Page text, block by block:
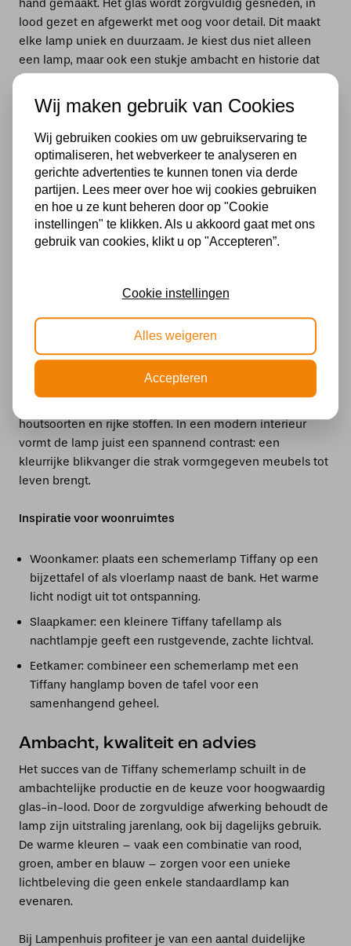
hand gemaakt. Het glas wordt zorgvuldig gesneden, in
lood gezet en afgewerkt met oog voor detail. Dit maakt
elke lamp uniek en duurzaam. Je kiest dus niet alleen
een lamp, maar ook een stukje ambacht en historie dat
jarenlang meegaat.
Voorbeelden van gebruik
Een Tiffany staande schemerlamp naast een leesstoel
maakt van een hoek een knusse plek.
Op een dressoir in de woonkamer zorgt een kleinere
tafelschemerlamp voor sfeervolle accenten.
In horeca zoals een hotelbar of restaurant draagt een
Hoe een Tiffany schemerlamp in
verschillende interieurs past
Het unieke van een Tiffany schemerlamp is dat hij in
vrijwel elk interieur een passende rol kan spelen. In een
klassiek ingerichte kamer sluiten de warme kleuren en
houtsoorten en rijke stoffen. In een modern interieur
vormt de lamp juist een spannend contrast: een
kleurrijke blikvanger die strak vormgegeven meubels tot
leven brengt.
Inspiratie voor woonruimtes
Woonkamer: plaats een schemerlamp Tiffany op een
bijzettafel of als vloerlamp naast de bank. Het warme
licht nodigt uit tot ontspanning.
Slaapkamer: een kleinere Tiffany tafellamp als
nachtlampje geeft een rustgevende, zachte lichtval.
Eetkamer: combineer een schemerlamp met een
Tiffany hanglamp boven de tafel voor een
samenhangend geheel.
Ambacht, kwaliteit en advies
Het succes van de Tiffany schemerlamp schuilt in de
ambachtelijke productie en de keuze voor hoogwaardig
glas-in-lood. Door de zorgvuldige afwerking behoudt de
lamp zijn uitstraling jarenlang, ook bij dagelijks gebruik.
De warme kleuren – vaak een combinatie van rood,
groen, amber en blauw – zorgen voor een unieke
lichtbeleving die geen enkele standaardlamp kan
evenaren.
Bij Lampenhuis profiteer je van een aantal duidelijke
Wij maken gebruik van Cookies
Wij gebruiken cookies om uw gebruikservaring te
optimaliseren, het webverkeer te analyseren en
gerichte advertenties te kunnen tonen via derde
partijen. Lees meer over hoe wij cookies gebruiken
en hoe u ze kunt beheren door op "Cookie
instellingen" te klikken. Als u akkoord gaat met ons
gebruik van cookies, klikt u op "Accepteren”.
Cookie instellingen
Alles weigeren
Accepteren